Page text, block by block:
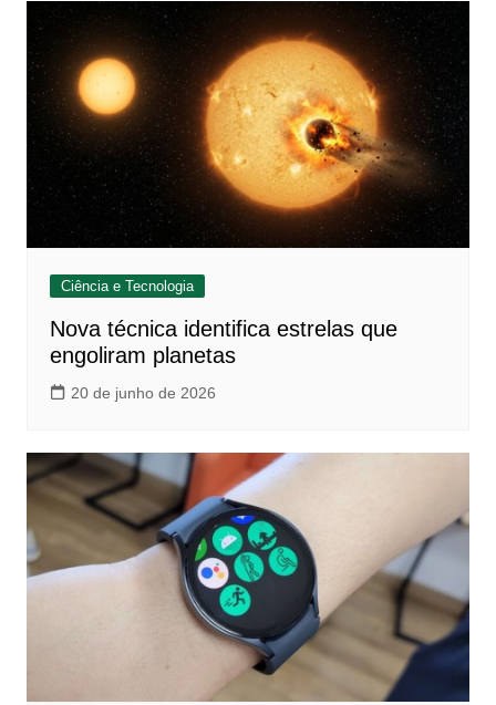
Ciência e Tecnologia
Nova técnica identifica estrelas que
engoliram planetas
20 de junho de 2026